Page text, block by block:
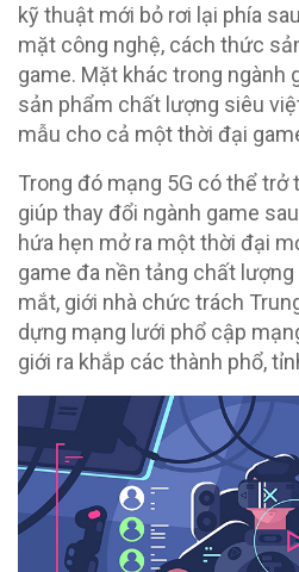
kỹ thuật mới bỏ rơi lại phía
mặt công nghệ, cách thức
game. Mặt khác trong ngành
sản phẩm chất lượng siêu
mẫu cho cả một thời đại
Trong đó mạng 5G có thể trở
giúp thay đổi ngành game
hứa hẹn mở ra một thời đại
game đa nền tảng chất
mắt, giới nhà chức trách
dựng mạng lưới phổ cập
giới ra khắp các thành phổ,